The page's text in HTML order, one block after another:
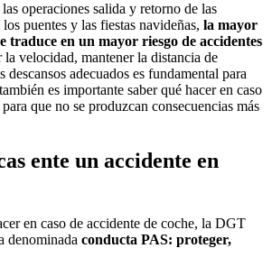
operaciones salida y retorno de las
puentes y las fiestas navideñas, la mayor
traduce en un mayor riesgo de accidentes
la velocidad, mantener la distancia de
descansos adecuados es fundamental para
es importante saber qué hacer en caso
que no se produzcan consecuencias más
ente un accidente en
en caso de accidente de coche, la DGT
denominada conducta PAS: proteger,